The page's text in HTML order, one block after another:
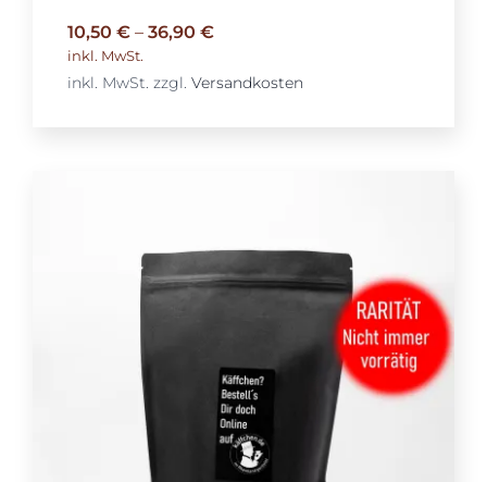
10,50 €– 36,90 €
inkl. MwSt.
inkl. MwSt. zzgl. Versandkosten